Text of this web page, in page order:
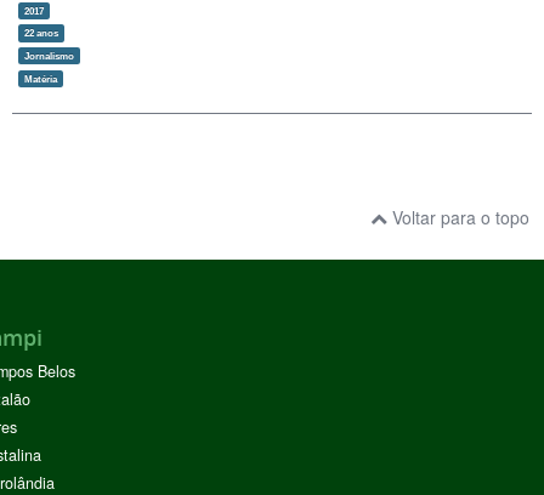
2017
22 anos
Jornalismo
Matéria
Voltar para o topo
Belos